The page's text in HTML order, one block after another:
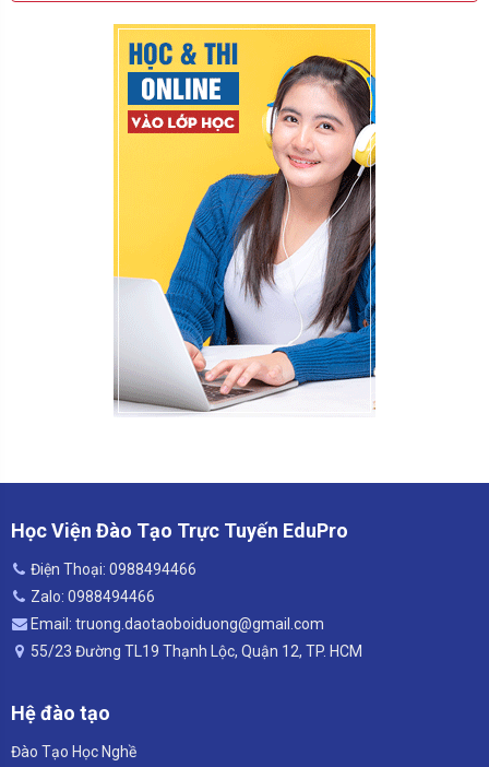
Học Viện Đào Tạo Trực Tuyến EduPro
Điện Thoại: 0988494466
Zalo: 0988494466
Email: truong.daotaoboiduong@gmail.com
55/23 Đường TL19 Thạnh Lộc, Quận 12, TP. HCM
Hệ đào tạo
Đào Tạo Học Nghề